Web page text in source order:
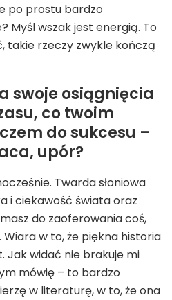
po prostu bardzo
Myśl wszak jest energią. To
takie rzeczy zwykle kończą
swoje osiągnięcia
co twoim
do sukcesu –
upór?
Twarda słoniowa
i ciekawość świata oraz
do zaoferowania coś,
w to, że piękna historia
Jak widać nie brakuje mi
mówię – to bardzo
w literaturę, w to, że ona